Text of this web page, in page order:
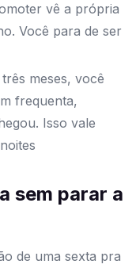
vê a própria
Você para de ser
meses, você
frequenta,
Isso vale
sem parar a
de uma sexta pra